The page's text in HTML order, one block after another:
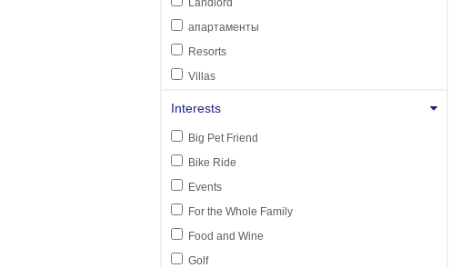
Landlord
апартаменты
Resorts
Villas
Interests
Big Pet Friend
Bike Ride
Events
For the Whole Family
Food and Wine
Golf